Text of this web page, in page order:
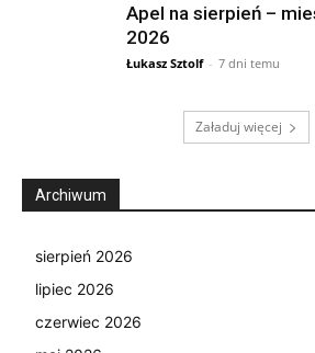
Apel na sierpień –
2026
Łukasz Sztolf - 7 dni temu
Załaduj więcej
Archiwum
sierpień 2026
lipiec 2026
czerwiec 2026